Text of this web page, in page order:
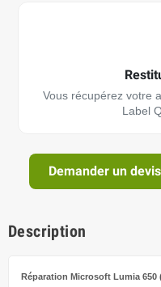
Vous récupérez votre
Label
Demander un
Description
Réparation Microsoft Lumia 650